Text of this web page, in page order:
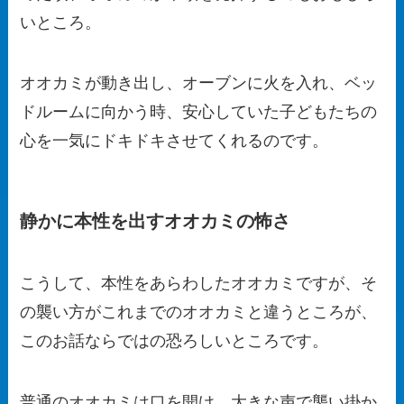
いところ。
オオカミが動き出し、オーブンに火を入れ、ベッ
ドルームに向かう時、安心していた子どもたちの
心を一気にドキドキさせてくれるのです。
静かに本性を出すオオカミの怖さ
こうして、本性をあらわしたオオカミですが、そ
の襲い方がこれまでのオオカミと違うところが、
このお話ならではの恐ろしいところです。